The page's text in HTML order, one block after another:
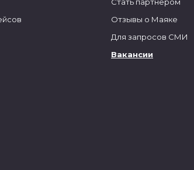
Отзывы о Маяке
Для запросов СМИ
Вакансии